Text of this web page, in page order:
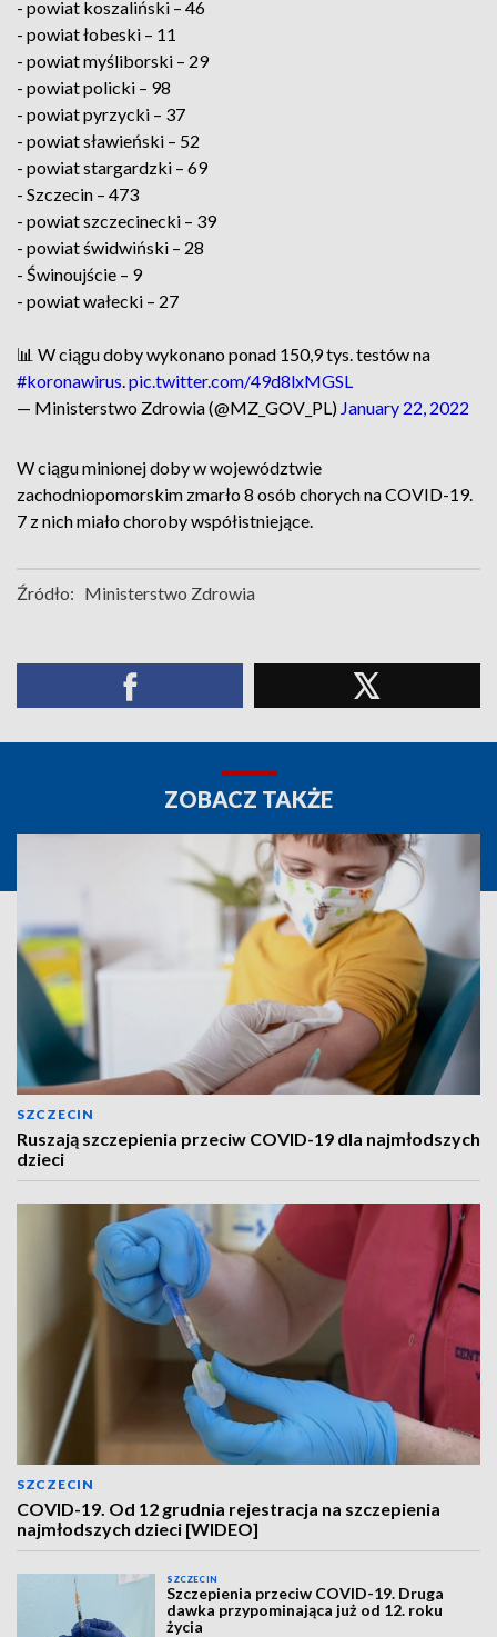
- powiat koszaliński – 46
- powiat łobeski – 11
- powiat myśliborski – 29
- powiat policki – 98
- powiat pyrzycki – 37
- powiat sławieński – 52
- powiat stargardzki – 69
- Szczecin – 473
- powiat szczecinecki – 39
- powiat świdwiński – 28
- Świnoujście – 9
- powiat wałecki – 27
📊 W ciągu doby wykonano ponad 150,9 tys. testów na
#koronawirus.pic.twitter.com/49d8lxMGSL
— Ministerstwo Zdrowia (@MZ_GOV_PL) January 22, 2022
W ciągu minionej doby w województwie
zachodniopomorskim zmarło 8 osób chorych na COVID-19.
7 z nich miało choroby współistniejące.
Źródło: Ministerstwo Zdrowia
ZOBACZ TAKŻE
SZCZECIN
Ruszają szczepienia przeciw COVID-19 dla najmłodszych
dzieci
SZCZECIN
COVID-19. Od 12 grudnia rejestracja na szczepienia
najmłodszych dzieci [WIDEO]
SZCZECIN
Szczepienia przeciw COVID-19. Druga
dawka przypominająca już od 12. roku
życia